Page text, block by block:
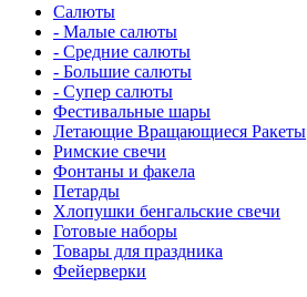
Салюты
- Малые салюты
- Средние салюты
- Большие салюты
- Супер салюты
Фестивальные шары
Летающие Вращающиеся Ракеты
Римские свечи
Фонтаны и факела
Петарды
Хлопушки бенгальские свечи
Готовые наборы
Товары для праздника
Фейерверки